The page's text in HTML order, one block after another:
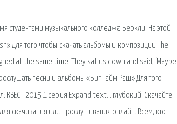
студентами музыкального колледжа Беркли. На этой
Для того чтобы скачать альбомы и композиции The
at the same time. They sat us down and said, ‘Maybe
песни и альбомы «Биг Тайм Раш» Для того
КВЕСТ 2015 1 серия Expand text… глубокий. Скачайте
скачивания или прослушивания онлайн. Всем, кто